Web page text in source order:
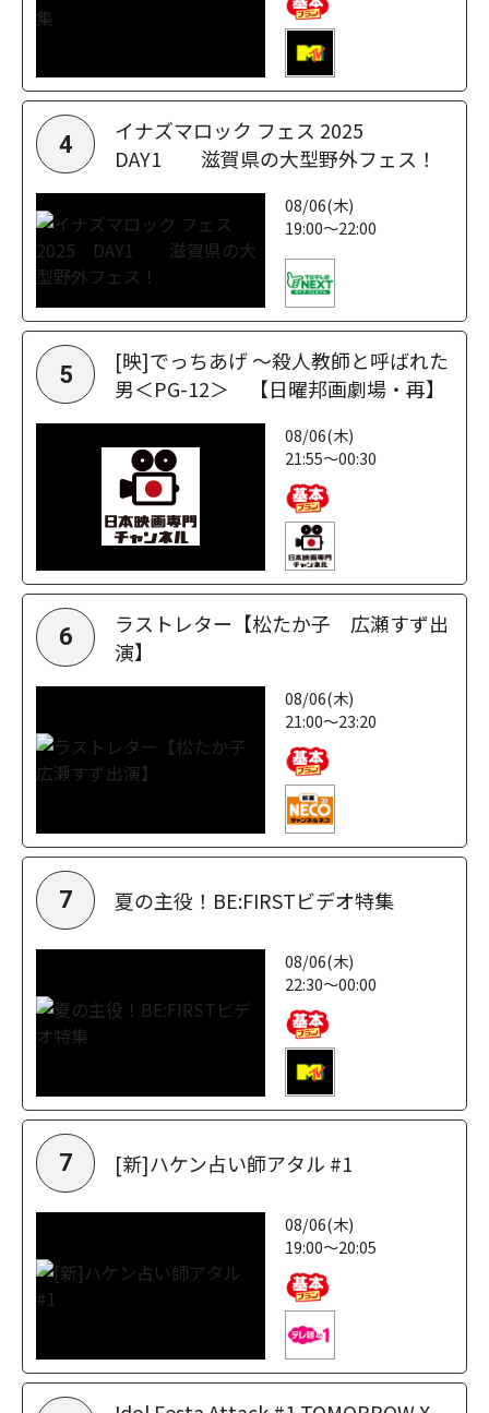
4
イナズマロック フェス 2025
DAY1 滋賀県の大型野外フェス！
08/06(木)
19:00～22:00
5
[映]でっちあげ ～殺人教師と呼ばれた
男＜PG-12＞ 【日曜邦画劇場・再】
08/06(木)
21:55～00:30
6
ラストレター【松たか子 広瀬すず出
演】
08/06(木)
21:00～23:20
7 夏の主役！BE:FIRSTビデオ特集
08/06(木)
22:30～00:00
7 [新]ハケン占い師アタル #1
08/06(木)
19:00～20:05